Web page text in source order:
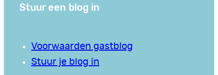
Stuur een blog in
Voorwaarden gastblog
Stuur je blog in